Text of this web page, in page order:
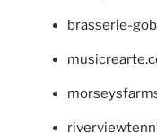
brasserie-